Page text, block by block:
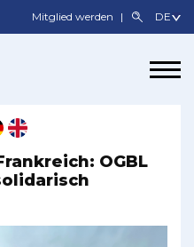
Mitglied werden
OGBL